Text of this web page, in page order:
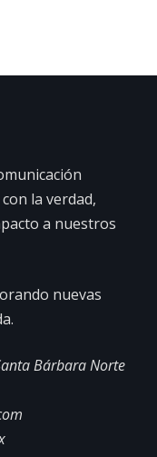
la verdad,
a nuestros
nuevas
Bárbara Norte